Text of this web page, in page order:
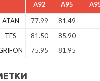
A92 A95
ATAN 77.99 81.49
TES
81.50 85.90
75.95 81.95